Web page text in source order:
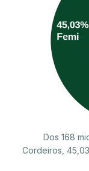
Dos 168
Cordeiros,